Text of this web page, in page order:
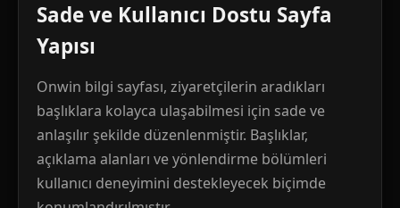
Sade ve Kullanıcı Dostu Sayfa
Yapısı
Onwin bilgi sayfası, ziyaretçilerin aradıkları
başlıklara kolayca ulaşabilmesi için sade ve
anlaşılır şekilde düzenlenmiştir. Başlıklar,
açıklama alanları ve yönlendirme bölümleri
kullanıcı deneyimini destekleyecek biçimde